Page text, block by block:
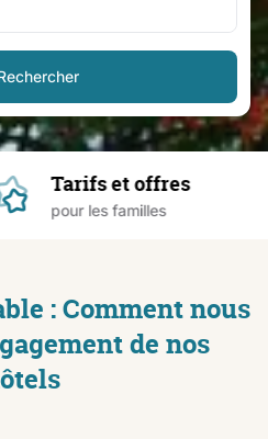
Tarifs et offres
pour les familles
: Comment nous
de nos